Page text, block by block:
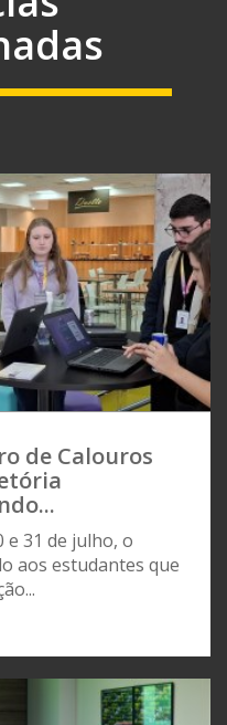
de Calouros
e 31 de julho, o
aos estudantes que